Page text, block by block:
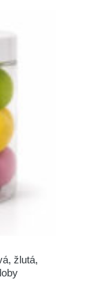
žlutá,